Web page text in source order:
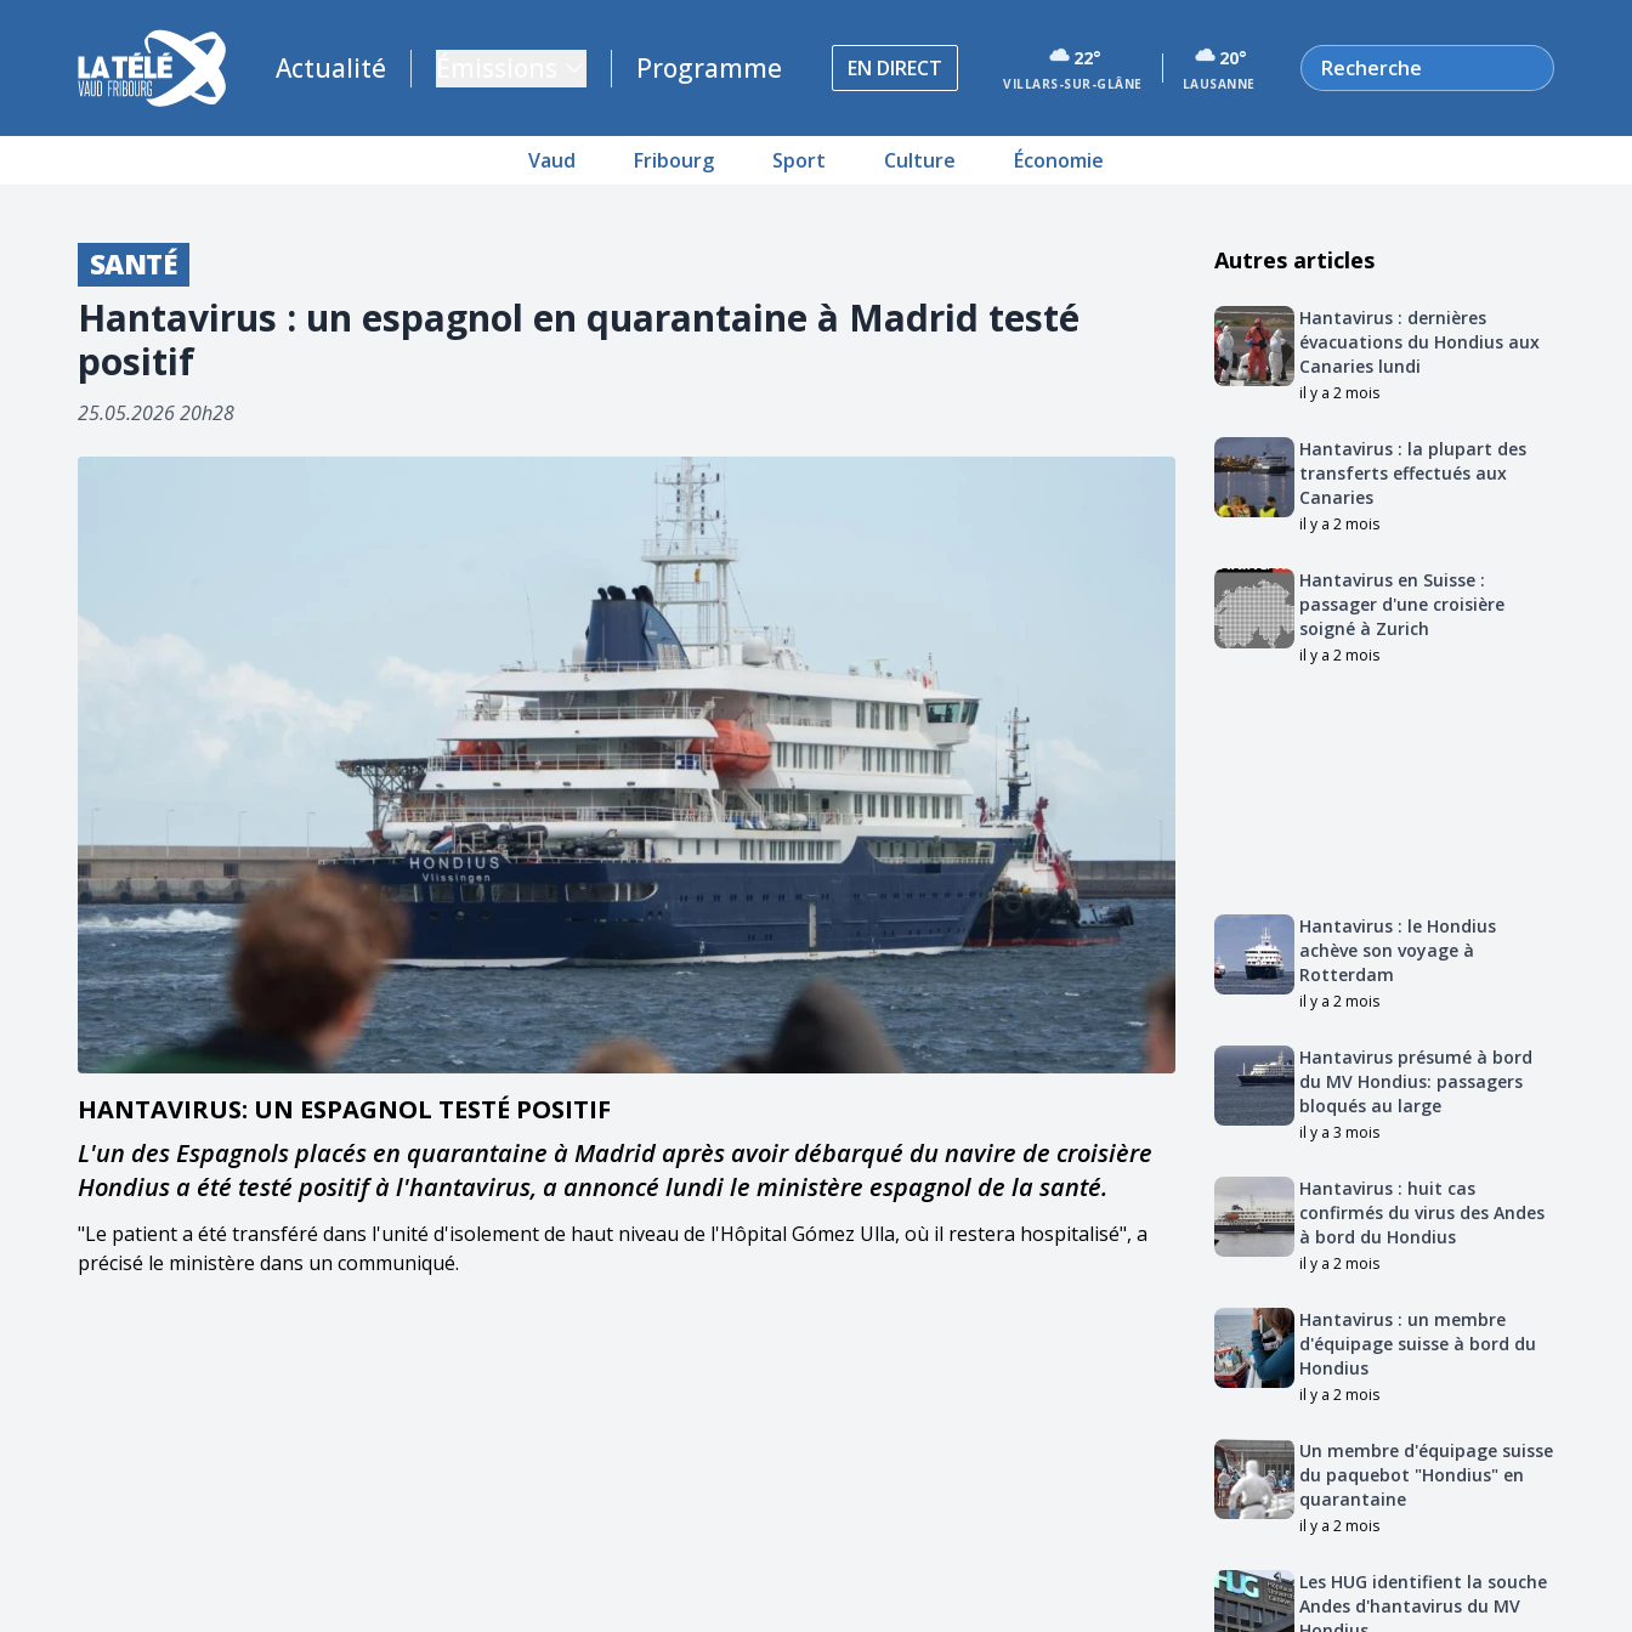
La Télé - Télévision régionale Vaud et Fribourg
Actualité Programme EN DIRECT 22°
VILLARS-SUR-GLÂNE
20°
LAUSANNE
Rechercher
Vaud Fribourg Sport Culture Économie
SANTÉ
Hantavirus : un espagnol en quarantaine à Madrid testé
positif
25.05.2026 20h28
HANTAVIRUS: UN ESPAGNOL TESTÉ POSITIF
L'un des Espagnols placés en quarantaine à Madrid après avoir débarqué du navire de croisière
Hondius a été testé positif à l'hantavirus, a annoncé lundi le ministère espagnol de la santé.
"Le patient a été transféré dans l'unité d'isolement de haut niveau de l'Hôpital Gómez Ulla, où il restera hospitalisé", a
précisé le ministère dans un communiqué.
Autres articles
Hantavirus : dernières
évacuations du Hondius aux
Canaries lundi
il y a 2 mois
Hantavirus : la plupart des
transferts effectués aux
Canaries
il y a 2 mois
Hantavirus en Suisse :
passager d'une croisière
soigné à Zurich
il y a 2 mois
Hantavirus : le Hondius
achève son voyage à
Rotterdam
il y a 2 mois
Hantavirus présumé à bord
du MV Hondius: passagers
bloqués au large
il y a 3 mois
Hantavirus : huit cas
confirmés du virus des Andes
à bord du Hondius
il y a 2 mois
Hantavirus : un membre
d'équipage suisse à bord du
Hondius
il y a 2 mois
Un membre d'équipage suisse
du paquebot "Hondius" en
quarantaine
il y a 2 mois
Les HUG identifient la souche
Andes d'hantavirus du MV